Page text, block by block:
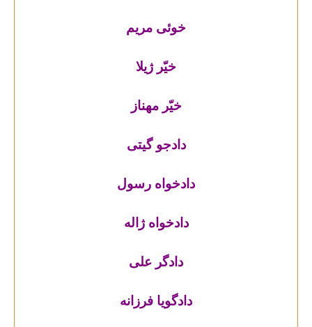
خوئی مریم
خیّر ژیلا
خیّر مهناز
دادجو گیتی
دادخواه رسول
دادخواه ژاله
دادگر علی
دادگویا فرزانه